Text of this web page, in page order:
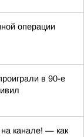
операции
в 90-е
канале! — как